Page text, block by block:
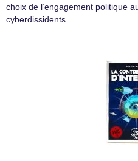
choix de l’engagement politique
cyberdissidents.